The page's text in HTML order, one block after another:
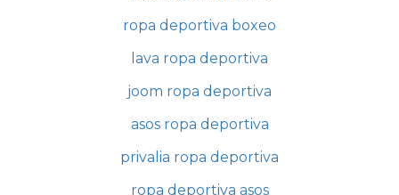
ropa deportiva boxeo
lava ropa deportiva
joom ropa deportiva
asos ropa deportiva
privalia ropa deportiva
ropa deportiva asos